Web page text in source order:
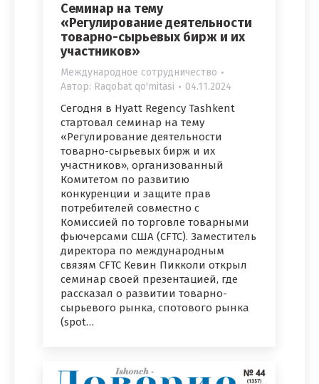
Семинар на тему
«Регулирование деятельности
товарно-сырьевых бирж и их
участников»
Международное сотрудничество
Автор: Raqobat qo'mitasi 04.11.2024
Сегодня в Hyatt Regency Tashkent
стартовал семинар на тему
«Регулирование деятельности
товарно-сырьевых бирж и их
участников», организованный
Комитетом по развитию
конкуренции и защите прав
потребителей совместно с
Комиссией по торговле товарными
фьючерсами США (CFTC). Заместитель
директора по международным
связям CFTC Кевин Пикколи открыл
семинар своей презентацией, где
рассказал о развитии товарно-
сырьевого рынка, спотового рынка
(spot…